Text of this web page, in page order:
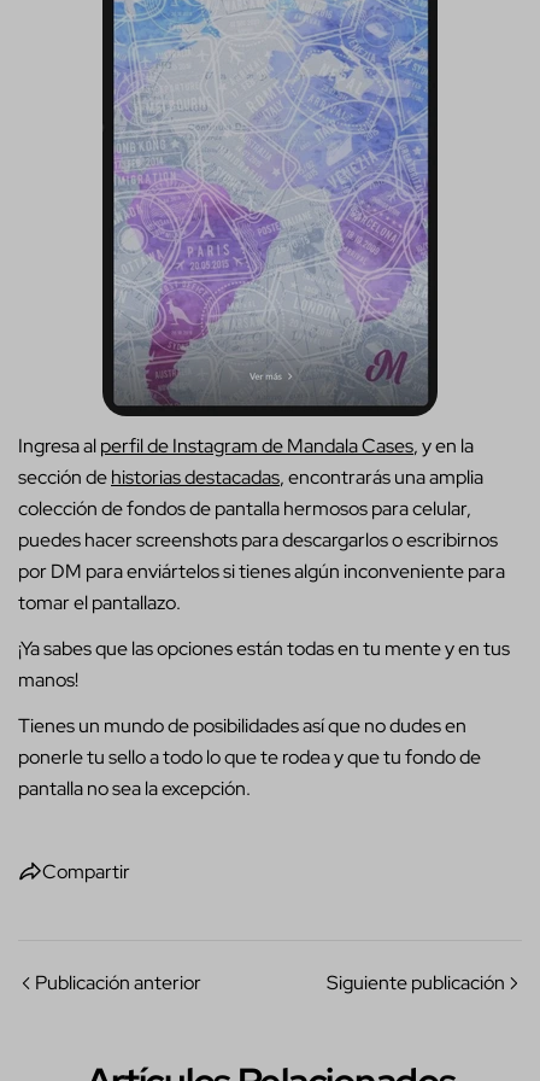
Ingresa alperfil de Instagram de Mandala Cases, y en la
sección dehistorias destacadas, encontrarás una amplia
colección de fondos de pantalla hermosos para celular,
puedes hacer screenshots para descargarlos o escribirnos
por DM para enviártelos si tienes algún inconveniente para
tomar el pantallazo.
¡Ya sabes que las opciones están todas en tu mente y en tus
manos!
Tienes un mundo de posibilidades así que no dudes en
ponerle tu sello a todo lo que te rodea y que tu fondo de
pantalla no sea la excepción.
Compartir
Publicación anterior Siguiente publicación